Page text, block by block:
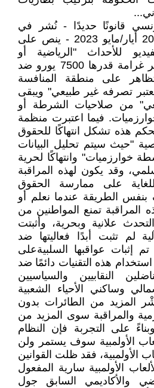
قانونًا حديدًا - نُشر في
الجريدة الرسمية بتاريخ 20 أيار/مايو 2023 - ينص على
للأحداث "الرياضية أو
الترفيهية أو الثقافية" ويُقر غرامة قدرها 7500 يورو ضد
على منطقة المنافسة
تصرفه غير طبيعي" ويبقى
من صلاحيات الشرطة أو
فيما اعتبرت منظمة
هذه تشكل انتهاكًا للحقوق
"حيث سيتم تحليل البيانات
خوارزميات" وانتهاكًا لحرية
وقد يكون لهذه المراقبة
على ممارسة الحقوق
بنفس الطريقة عندما نعلم أو
المراقبة تمنع المواطنين من
علانية وبحرية، وأثبتت
لم تثبت أبدًا فعاليتها ضد
تم إثبات عواقبها السلبيةعلى
هذه التقنيات دائمًا ضد
النقابيين والسياسيين
وساكني الأحياء الشعبية
المزيد من الطائرات بدون
والمراقبة سوى المزيد من
على التجربة فإن النظام
الأولمبية سوف يستمر ولن
الأولمبية، فقد ظلت القوانين
الأولمبية سارية المفعول
والأكاديمي السابق جول